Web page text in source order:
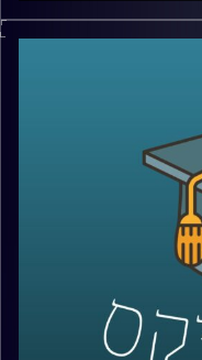
אבל למה? את
חקרה ד"ר דאפי
–